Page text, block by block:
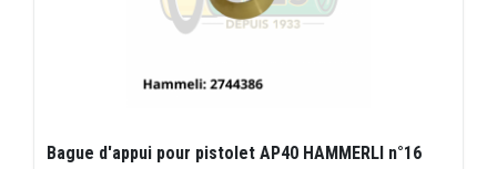
Bague d'appui pour pistolet AP40 HAMMERLI n°16